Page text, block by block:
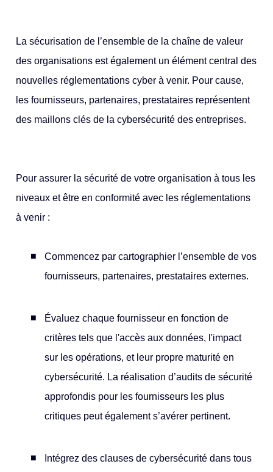
La sécurisation de l’ensemble de la chaîne de valeur
des organisations est également un élément central des
nouvelles réglementations cyber à venir. Pour cause,
les fournisseurs, partenaires, prestataires représentent
des maillons clés de la cybersécurité des entreprises.
Pour assurer la sécurité de votre organisation à tous les
niveaux et être en conformité avec les réglementations
à venir :
Commencez par cartographier l’ensemble de vos
fournisseurs, partenaires, prestataires externes.
Évaluez chaque fournisseur en fonction de
critères tels que l'accès aux données, l'impact
sur les opérations, et leur propre maturité en
cybersécurité. La réalisation d’audits de sécurité
approfondis pour les fournisseurs les plus
critiques peut également s’avérer pertinent.
Intégrez des clauses de cybersécurité dans tous